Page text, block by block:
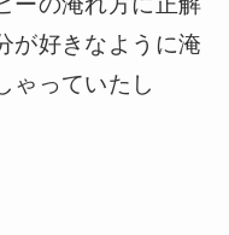
が好きなように淹
ゃっていたし